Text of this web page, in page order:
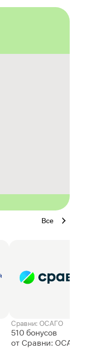
Все
Сравни: ОСАГО
510 бонусов